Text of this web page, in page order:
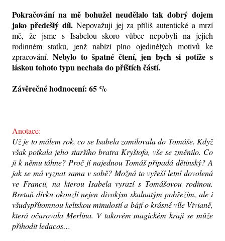
Pokračování na mě bohužel neudělalo tak dobrý dojem
jako předešlý díl. Nepovažuji jej za příliš autentické a mrzí
mě, že jsme s Isabelou skoro vůbec nepobyli na jejich
rodinném statku, jenž nabízí plno ojedinělých motivů ke
zpracování. Nebylo to špatné čtení, jen bych si potíže s
láskou tohoto typu nechala do příštích částí.
Závěrečné hodnocení: 65 %
Anotace:
Už je to málem rok, co se Isabela zamilovala do Tomáše. Když
však potkala jeho staršího bratra Kryštofa, vše se změnilo. Co
ji k němu táhne? Proč jí najednou Tomáš připadá dětinský? A
jak se má vyznat sama v sobě? Možná to vyřeší letní dovolená
ve Francii, na kterou Isabela vyrazí s Tomášovou rodinou.
Bretaň dívku okouzlí nejen divokým skalnatým pobřežím, ale i
všudypřítomnou keltskou minulostí a bájí o krásné víle Vivianě,
která očarovala Merlina. V takovém magickém kraji se může
přihodit ledacos…